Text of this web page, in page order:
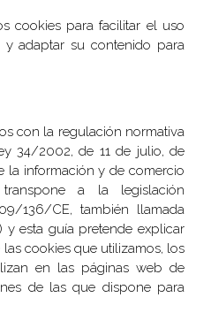
cookies para facilitar el uso
adaptar su contenido para
con la regulación normativa
34/2002, de 11 de julio, de
la información y de comercio
a la legislación
136/CE, también llamada
y esta guía pretende explicar
cookies que utilizamos, los
en las páginas web de
de las que dispone para